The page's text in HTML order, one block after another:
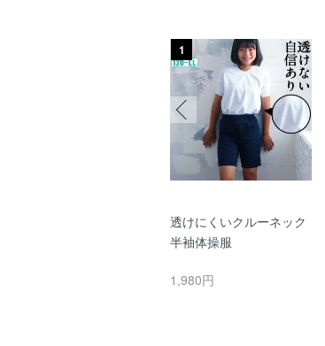
1
透けにくいクルーネック
半袖体操服
1,980円